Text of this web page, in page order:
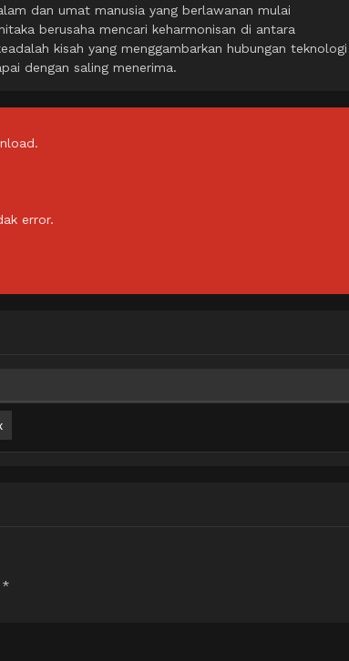
dan umat manusia yang berlawanan mulai
berusaha mencari keharmonisan di antara
kisah yang menggambarkan hubungan teknologi
dengan saling menerima.
error.
*